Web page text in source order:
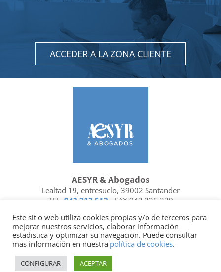
ACCEDER A LA ZONA CLIENTE
AESYR & Abogados
Lealtad 19, entresuelo, 39002 Santander
TEL. 942 312 512 - FAX 942 226 329
FacebookLinkedin
Socio de | Miembro de
Política de privacidad
Este sitio web utiliza cookies propias y/o de terceros para
mejorar nuestros servicios, elaborar información
estadística y optimizar su navegación. Puede consultar
mas información en nuestra política de cookies.
CONFIGURAR ACEPTAR